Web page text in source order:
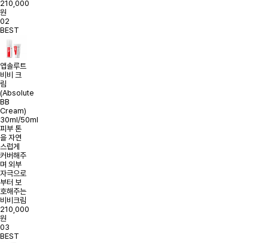
210,000
원
02
BEST
앱솔루트
비비 크
림
(Absolute
BB
Cream)
30ml/50ml
피부 톤
을 자연
스럽게
커버해주
며 외부
자극으로
부터 보
호해주는
비비크림
210,000
원
03
BEST